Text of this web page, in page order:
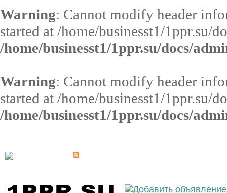
Warning: Cannot modify header
started at /home/businesst1/1ppr.su/
/home/businesst1/1ppr.su/docs/
Warning: Cannot modify header
started at /home/businesst1/1ppr.su/
/home/businesst1/1ppr.su/docs/